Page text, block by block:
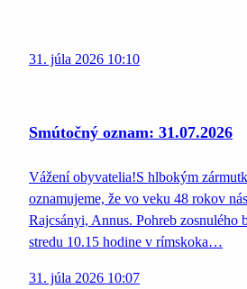
31. júla 2026 10:10
Smútočný oznam: 31.07.2026
Vážení obyvatelia!S hlbokým
oznamujeme, že vo veku 48 rokov
Rajcsányi, Annus. Pohreb zosnulého
stredu 10.15 hodine v rímskoka…
31. júla 2026 10:07